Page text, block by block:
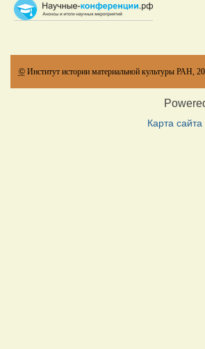
© Институт истории материальной культуры РАН,
Карта сайта